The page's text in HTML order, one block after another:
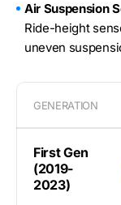
Air Suspension
Ride-height
uneven
GENERATION
First Gen
(2019-
2023)